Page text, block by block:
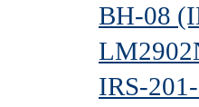
BH-08
IRS-